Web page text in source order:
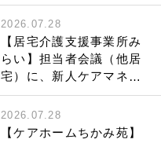
2026.07.28
【居宅介護支援事業所み
らい】担当者会議（他居
宅）に、新人ケアマネも
同席させていただきまし
た。
2026.07.28
【ケアホームちかみ苑】